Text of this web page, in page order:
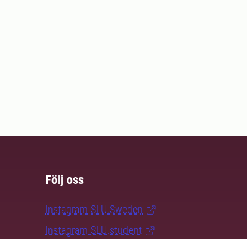
Följ oss
Instagram SLU.Sweden
Instagram SLU.student